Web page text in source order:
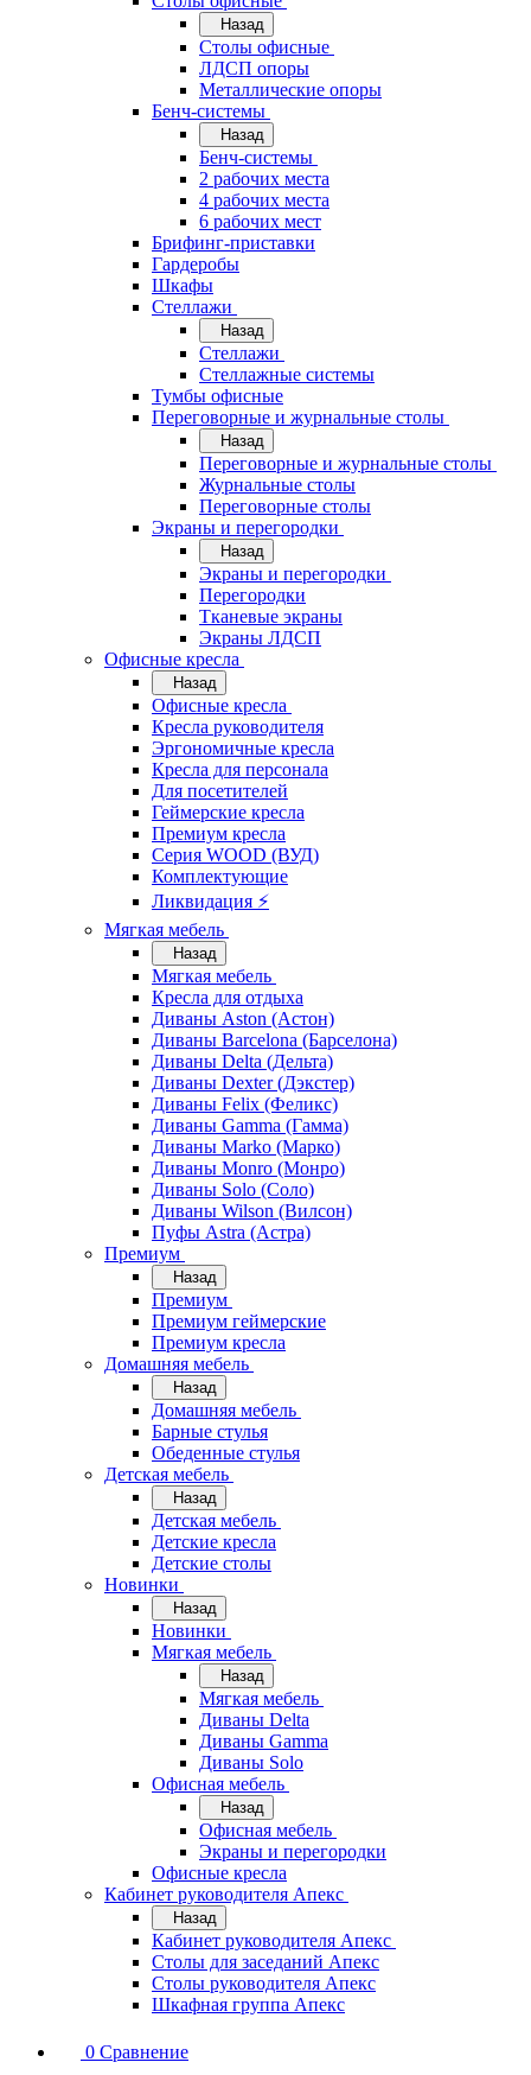
Назад
Cтолы офисные
ЛДСП опоры
Металлические опоры
Бенч-системы
Назад
Бенч-системы
2 рабочих места
4 рабочих места
6 рабочих мест
Брифинг-приставки
Гардеробы
Шкафы
Стеллажи
Назад
Стеллажи
Стеллажные системы
Тумбы офисные
Переговорные и журнальные столы
Назад
Переговорные и журнальные столы
Журнальные столы
Переговорные столы
Экраны и перегородки
Назад
Экраны и перегородки
Перегородки
Тканевые экраны
Экраны ЛДСП
Офисные кресла
Назад
Офисные кресла
Кресла руководителя
Эргономичные кресла
Кресла для персонала
Для посетителей
Геймерские кресла
Премиум кресла
Серия WOOD (ВУД)
Комплектующие
Ликвидация ⚡
Мягкая мебель
Назад
Мягкая мебель
Кресла для отдыха
Диваны Aston (Астон)
Диваны Barcelona (Барселона)
Диваны Delta (Дельта)
Диваны Dexter (Дэкстер)
Диваны Felix (Феликс)
Диваны Gamma (Гамма)
Диваны Marko (Марко)
Диваны Monro (Монро)
Диваны Solo (Соло)
Диваны Wilson (Вилсон)
Пуфы Astra (Астра)
Премиум
Назад
Премиум
Премиум геймерские
Премиум кресла
Домашняя мебель
Назад
Домашняя мебель
Барные стулья
Обеденные стулья
Детская мебель
Назад
Детская мебель
Детские кресла
Детские столы
Новинки
Назад
Новинки
Мягкая мебель
Назад
Мягкая мебель
Диваны Delta
Диваны Gamma
Диваны Solo
Офисная мебель
Назад
Офисная мебель
Экраны и перегородки
Офисные кресла
Кабинет руководителя Апекс
Назад
Кабинет руководителя Апекс
Столы для заседаний Апекс
Столы руководителя Апекс
Шкафная группа Апекс
0 Сравнение